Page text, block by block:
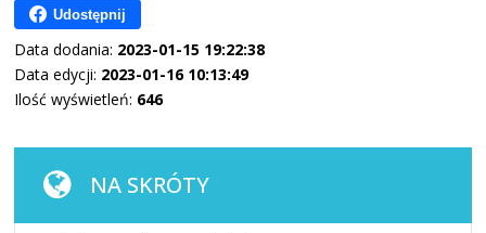
Udostępnij
Data dodania: 2023-01-15 19:22:38
Data edycji: 2023-01-16 10:13:49
Ilość wyświetleń: 646
NA SKRÓTY